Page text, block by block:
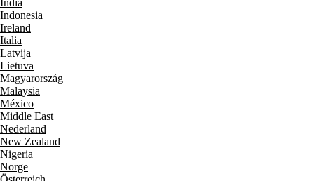
India
Indonesia
Ireland
Italia
Latvija
Lietuva
Magyarország
Malaysia
México
Middle East
Nederland
New Zealand
Nigeria
Norge